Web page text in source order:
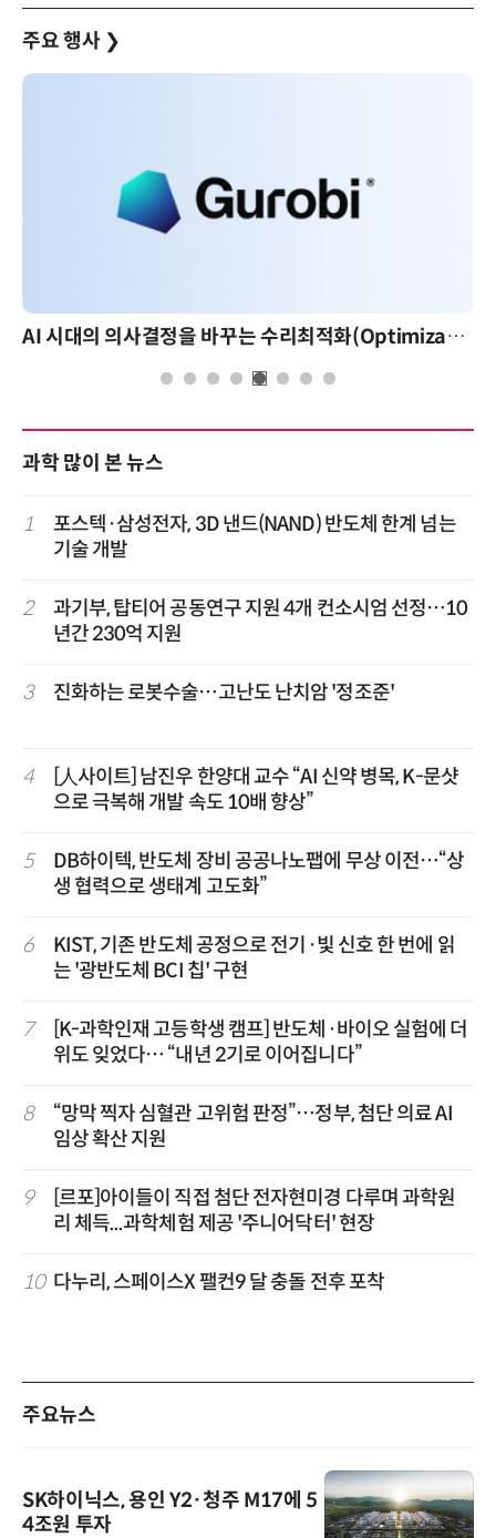
주요 행사 ❯
AI 시대의 의사결정을 바꾸는 수리최적화(Optimization): 실제 산업 적용 사례와 활용 전략
과학 많이 본 뉴스
1
포스텍·삼성전자, 3D 낸드(NAND) 반도체 한계 넘는
기술 개발
2
과기부, 탑티어 공동연구 지원 4개 컨소시엄 선정…10
년간 230억 지원
3 진화하는 로봇수술…고난도 난치암 '정조준'
4
[人사이트] 남진우 한양대 교수 “AI 신약 병목, K-문샷
으로 극복해 개발 속도 10배 향상”
5
DB하이텍, 반도체 장비 공공나노팹에 무상 이전…“상
생 협력으로 생태계 고도화”
6
KIST, 기존 반도체 공정으로 전기·빛 신호 한 번에 읽
는 '광반도체 BCI 칩' 구현
7
[K-과학인재 고등학생 캠프] 반도체·바이오 실험에 더
위도 잊었다… “내년 2기로 이어집니다”
8
“망막 찍자 심혈관 고위험 판정”…정부, 첨단 의료 AI
임상 확산 지원
9
[르포]아이들이 직접 첨단 전자현미경 다루며 과학원
리 체득...과학체험 제공 '주니어닥터' 현장
10 다누리, 스페이스X 팰컨9 달 충돌 전후 포착
주요뉴스
SK하이닉스, 용인 Y2·청주 M17에 5
4조원 투자